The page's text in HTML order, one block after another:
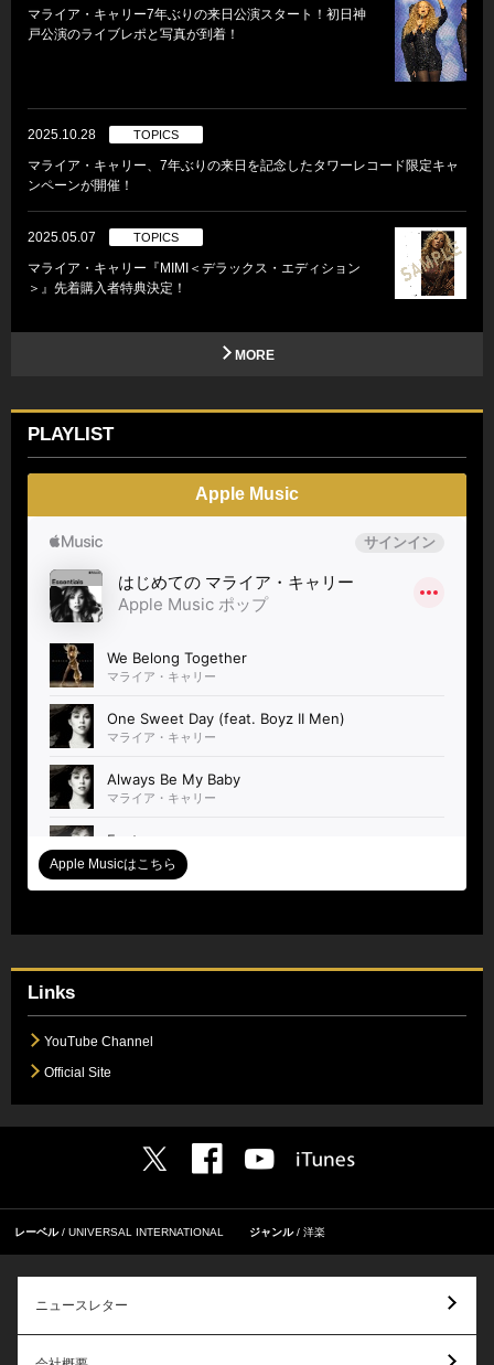
マライア・キャリー7年ぶりの来日公演スタート！初日神
戸公演のライブレポと写真が到着！
2025.10.28 TOPICS
マライア・キャリー、7年ぶりの来日を記念したタワーレコード限定キャ
ンペーンが開催！
2025.05.07 TOPICS
マライア・キャリー『MIMI＜デラックス・エディション
＞』先着購入者特典決定！
MORE
PLAYLIST
Apple Music
Apple Musicはこちら
Links
YouTube Channel
Official Site
レーベル UNIVERSAL INTERNATIONAL ジャンル 洋楽
ニュースレター